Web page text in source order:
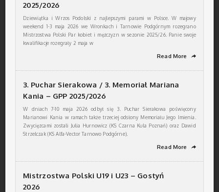
2025/2026
Dziewiątka i Wrzos Podolski z najlepszymi parami w Polsce. W majowy
weekend 1-3 maja 2026 we Wronkach i Tarnowie Podgórnym rozegrano
Mistrzostwa Polski Par kobiet i mężczyzn w sezonie 2025/26. Panie swoje
kwalifikacje rozegrały 2 maja w
Read More ➦
3. Puchar Sierakowa / 3. Memoriał Mariana
Kania – GPP 2025/2026
W dniach 7-10 maja 2026 odbył się 3. Puchar Sierakowa poświęcony
Marianowi Kania w ramach także trzeciej odsłony Memoriału Jego Imienia.
Zwycięzcami zostali Julia Hurnowicz (KS Czarna Kula Poznań) oraz Dawid
Strzelczak (KS Alfa-Vector Tarnowo Podgórne).
Read More ➦
Mistrzostwa Polski U19 i U23 – Gostyń
2026